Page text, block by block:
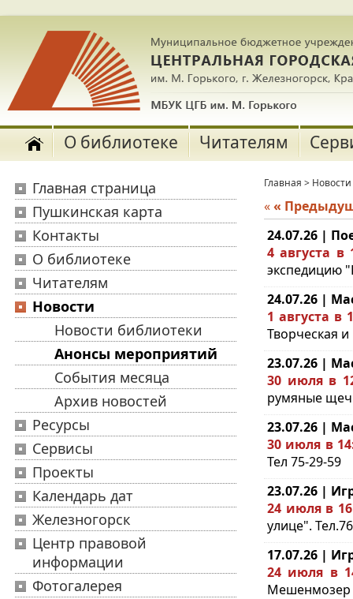
О библиотеке Читателям
Главная страница
Пушкинская карта
Контакты
О библиотеке
Читателям
Новости
Новости библиотеки
Анонсы мероприятий
События месяца
Архив новостей
Ресурсы
Сервисы
Проекты
Календарь дат
Железногорск
Центр правовой
информации
Фотогалерея
Главная > Новости
««
24.07.26 |
4 августа в
экспедицию
24.07.26 |
1 августа в
Творческая
23.07.26 |
30 июля в
румяные
23.07.26 |
30 июля в
Тел 75-29-59
23.07.26 |
24 июля в
улице".
17.07.26 |
24 июля в
Мешенмозер